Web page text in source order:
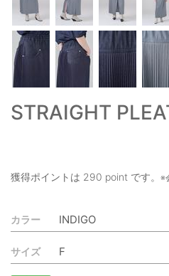
MENS : メンズ
LADIES : レディース
新規会員登録
お問い合わせ
STRAIGHT
獲得ポイントは 290 point です。 ※
カラー
サイズ